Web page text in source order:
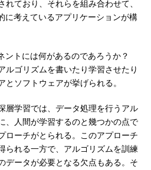
れており、それらを組み合わせて、
に考えているアプリケーションが構
ントには何があるのであろうか？
ルゴリズムを書いたり学習させたり
ソフトウェアが挙げられる。
層学習では、データ処理を行うアル
、人間が学習するのと幾つかの点で
ローチがとられる。このアプローチ
られる一方で、アルゴリズムを訓練
データが必要となる欠点もある。そ